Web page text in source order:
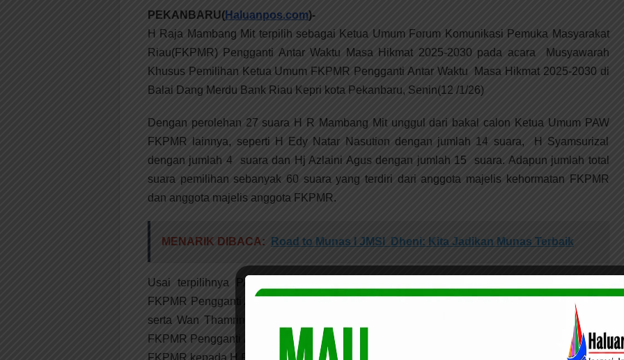
PEKANBARU(Haluanpos.com)-
H Raja Mambang Mit terpilih sebagai Ketua Umum Forum Komunikasi Pemuka Masyarakat
Riau(FKPMR) Pengganti Antar Waktu Masa Hikmat 2025-2030 pada acara Musyawarah
Khusus Pemilihan Ketua Umum FKPMR Pengganti Antar Waktu Masa Hikmat 2025-2030 di
Balai Dang Merdu Bank Riau Kepri kota Pekanbaru, Senin(12 /1/26)
Dengan perolehan 27 suara H R Mambang Mit unggul dari bakal calon Ketua Umum PAW
FKPMR lainnya, seperti H Edy Natar Nasution dengan jumlah 14 suara, H Syamsurizal
dengan jumlah 4 suara dan Hj Azlaini Agus dengan jumlah 15 suara. Adapun jumlah total
suara pemilihan sebanyak 60 suara yang terdiri dari anggota majelis kehormatan FKPMR
dan anggota majelis anggota FKPMR.
MENARIK DIBACA: Road to Munas I JMSI Dheni: Kita Jadikan Munas Terbaik
Usai terpilihnya PAW Ketua Umum FKPMR, pimpinan sidang pemilihan Ketua Umum
FKPMR Pengganti Antar Waktu Masa Hikmat 2025-2030, H Saleh Djasit dan Hj Azlaini Agus
serta Wan Thamrin Hasim secara langsung mengeluarkan Surat Keputusan Ketua Umum
FKPMR Pengganti Antar Waktu Masa Hikmat 2025-2030 serta menyerahkan bendera Pataka